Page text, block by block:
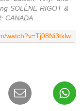
SOLÈNE RIGOT &
...
watch?v=Tj08Ni3tklw